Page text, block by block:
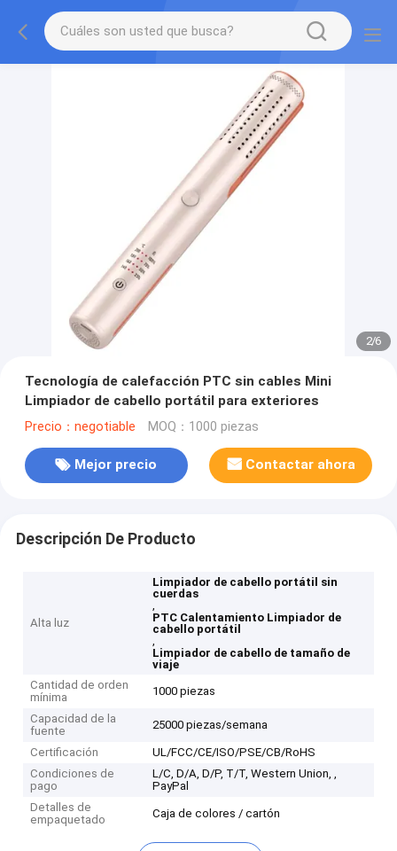
2/6
Tecnología de calefacción PTC sin cables Mini
Limpiador de cabello portátil para exteriores
Precio：negotiable MOQ：1000 piezas
Mejor precio Contactar ahora
Descripción De Producto
Alta luz
Limpiador de cabello portátil sin
cuerdas
,
PTC Calentamiento Limpiador de
cabello portátil
,
Limpiador de cabello de tamaño de
viaje
Cantidad de orden
mínima
1000 piezas
Capacidad de la
fuente
25000 piezas/semana
Certificación
UL/FCC/CE/ISO/PSE/CB/RoHS
Condiciones de
pago
L/C, D/A, D/P, T/T, Western Union, ,
PayPal
Detalles de
empaquetado
Caja de colores / cartón